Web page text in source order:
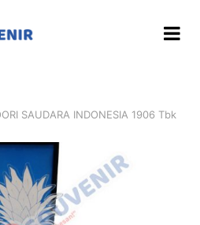
SAUDARA INDONESIA 1906 Tbk